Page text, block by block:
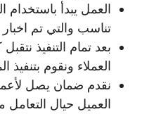
العمل يبدأ باستخدام
تناسب والتي تم اخبار
بعد تمام التنفيذ
العملاء ونقوم بتنفيذ
نقدم ضمان يصل
العميل حيال التعامل